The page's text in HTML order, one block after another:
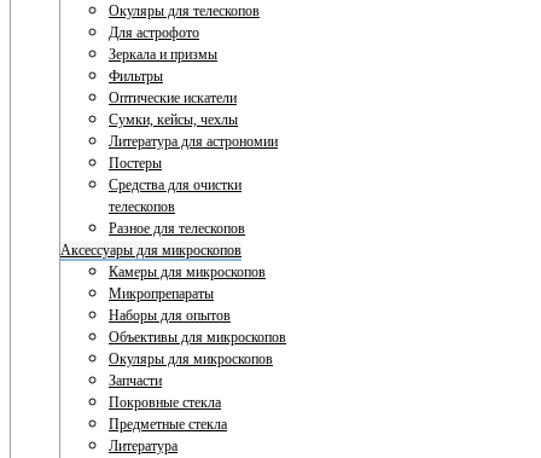
Окуляры для телескопов
Для астрофото
Зеркала и призмы
Фильтры
Оптические искатели
Сумки, кейсы, чехлы
Литература для астрономии
Постеры
Средства для очистки
телескопов
Разное для телескопов
Аксессуары для микроскопов
Камеры для микроскопов
Микропрепараты
Наборы для опытов
Объективы для микроскопов
Окуляры для микроскопов
Запчасти
Покровные стекла
Предметные стекла
Литература